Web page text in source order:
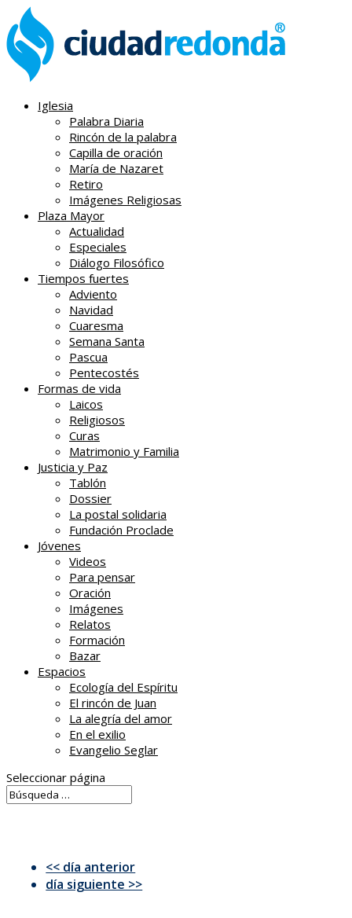
Iglesia
Palabra Diaria
Rincón de la palabra
Capilla de oración
María de Nazaret
Retiro
Imágenes Religiosas
Plaza Mayor
Actualidad
Especiales
Diálogo Filosófico
Tiempos fuertes
Adviento
Navidad
Cuaresma
Semana Santa
Pascua
Pentecostés
Formas de vida
Laicos
Religiosos
Curas
Matrimonio y Familia
Justicia y Paz
Tablón
Dossier
La postal solidaria
Fundación Proclade
Jóvenes
Videos
Para pensar
Oración
Imágenes
Relatos
Formación
Bazar
Espacios
Ecología del Espíritu
El rincón de Juan
La alegría del amor
En el exilio
Evangelio Seglar
Seleccionar página
<< día anterior
día siguiente >>